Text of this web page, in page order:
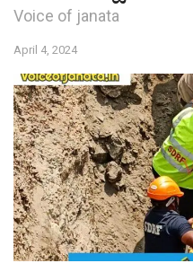
Voice of janata
April 4, 2024